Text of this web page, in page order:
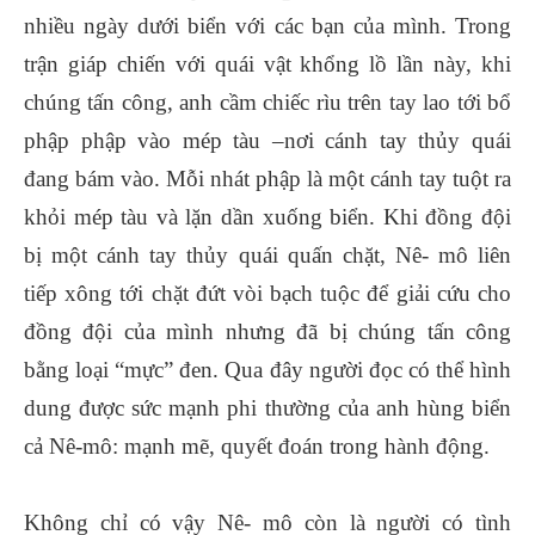
nhiều ngày dưới biển với các bạn của mình. Trong
trận giáp chiến với quái vật khổng lồ lần này, khi
chúng tấn công, anh cầm chiếc rìu trên tay lao tới bổ
phập phập vào mép tàu –nơi cánh tay thủy quái
đang bám vào. Mỗi nhát phập là một cánh tay tuột ra
khỏi mép tàu và lặn dần xuống biển. Khi đồng đội
bị một cánh tay thủy quái quấn chặt, Nê- mô liên
tiếp xông tới chặt đứt vòi bạch tuộc để giải cứu cho
đồng đội của mình nhưng đã bị chúng tấn công
bằng loại “mực” đen. Qua đây người đọc có thể hình
dung được sức mạnh phi thường của anh hùng biển
cả Nê-mô: mạnh mẽ, quyết đoán trong hành động.
Không chỉ có vậy Nê- mô còn là người có tình